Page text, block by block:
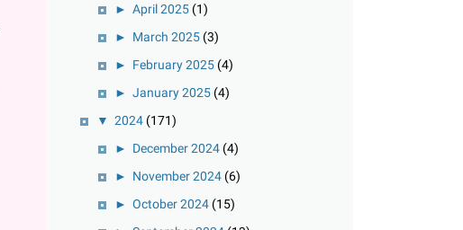
► April 2025 (1)
► March 2025 (3)
► February 2025 (4)
► January 2025 (4)
▼ 2024 (171)
► December 2024 (4)
► November 2024 (6)
► October 2024 (15)